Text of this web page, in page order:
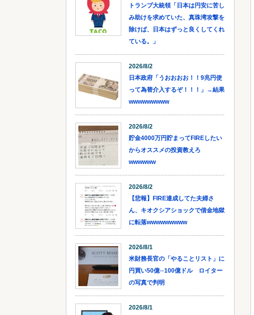
トランプ大統領「日本は円安に苦し
み助けを求めていた、真珠湾攻撃を
除けば、日本はずっと良くしてくれ
ている。」
2026/8/2
日本政府「うおおおお！！9兆円使
って為替介入するぞ！！！」→結果
wwwwwwwww
2026/8/2
貯金4000万円貯まってFIREしたい
からオススメの投資教えろ
wwwwww
2026/8/2
【悲報】FIRE達成してた夫婦さ
ん、キオクシアショックで借金地獄
に転落wwwwwwwww
2026/8/1
米財務長官の「やることリスト」に
円買い50億─100億ドル ロイター
の写真で判明
2026/8/1